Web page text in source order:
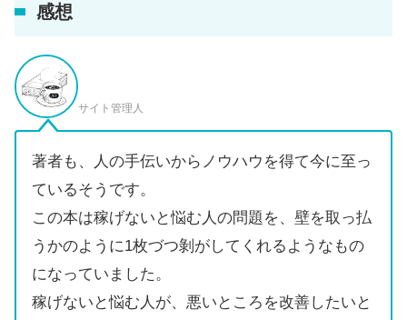
感想
サイト管理人
著者も、人の手伝いからノウハウを得て今に至っ
ているそうです。
この本は稼げないと悩む人の問題を、壁を取っ払
うかのように1枚づつ剝がしてくれるようなもの
になっていました。
稼げないと悩む人が、悪いところを改善したいと